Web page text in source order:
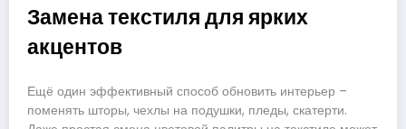
Замена текстиля для ярких
акцентов
Ещё один эффективный способ обновить интерьер –
поменять шторы, чехлы на подушки, пледы, скатерти.